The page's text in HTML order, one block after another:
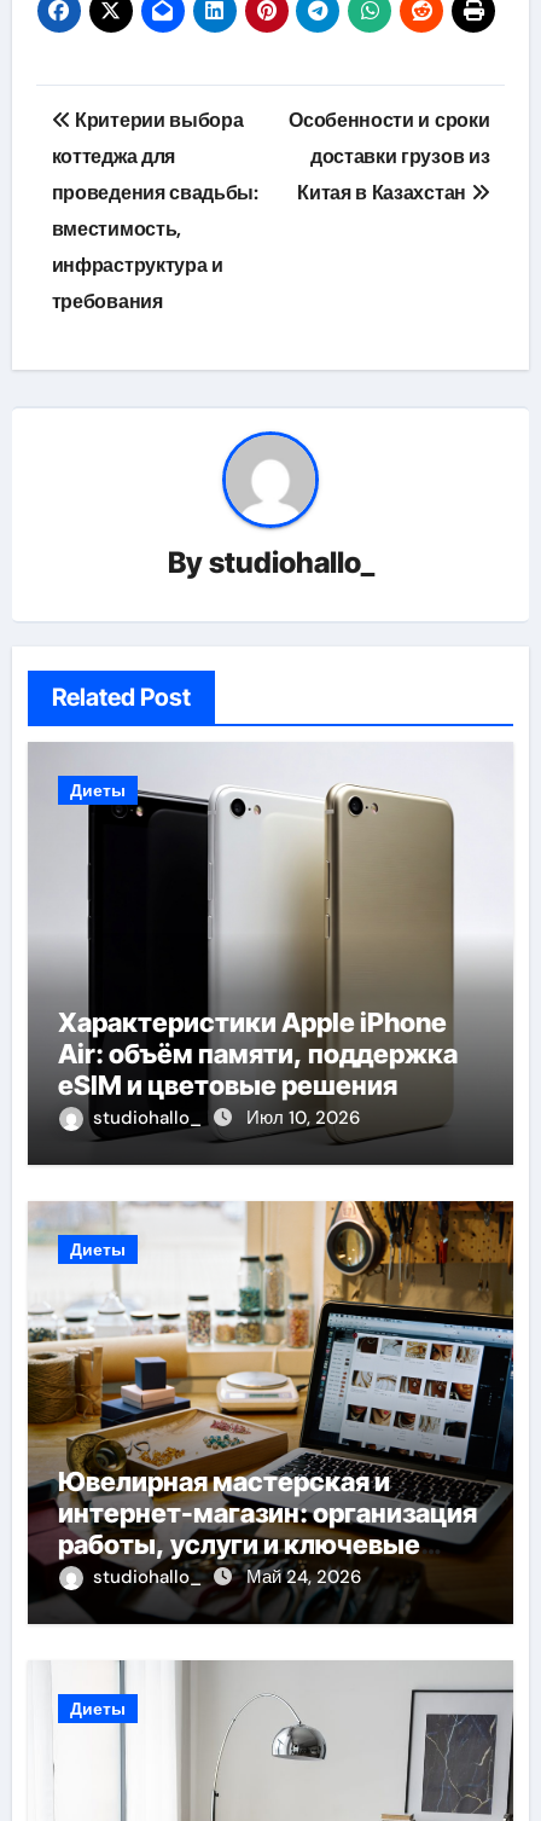
Навигация
по
записям
Критерии выбора
коттеджа для
проведения свадьбы:
вместимость,
инфраструктура и
требования
Особенности и сроки
доставки грузов из
Китая в Казахстан
Bystudiohallo_
Related Post
Диеты
Характеристики Apple iPhone
Air: объём памяти, поддержка
eSIM и цветовые решения
studiohallo_ Июл 10, 2026
Диеты
Ювелирная мастерская и
интернет-магазин: организация
работы, услуги и ключевые
особенности
studiohallo_ Май 24, 2026
Диеты